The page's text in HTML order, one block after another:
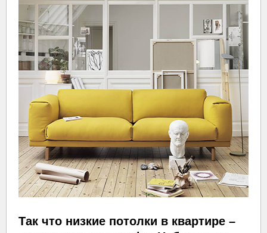
Так что низкие потолки в квартире –